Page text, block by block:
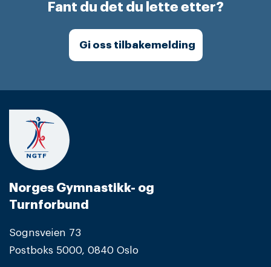
Fant du det du lette etter?
Gi oss tilbakemelding
Norges Gymnastikk- og
Turnforbund
Sognsveien 73
Postboks 5000, 0840 Oslo